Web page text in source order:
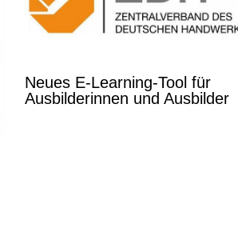
Neues E-Learning-Tool für
Ausbilderinnen und Ausbilder